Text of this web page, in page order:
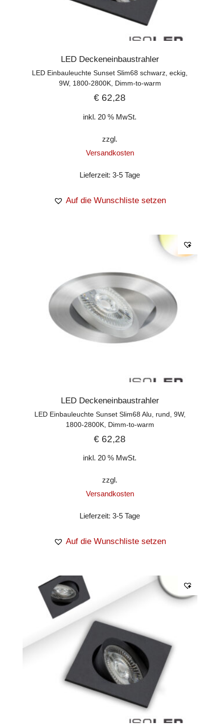
LED Deckeneinbaustrahler
LED Einbauleuchte Sunset Slim68 schwarz, eckig,
9W, 1800-2800K, Dimm-to-warm
€ 62,28
inkl. 20 % MwSt.
zzgl.
Versandkosten
Lieferzeit:3-5 Tage
Auf die Wunschliste setzen
LED Deckeneinbaustrahler
LED Einbauleuchte Sunset Slim68 Alu, rund, 9W,
1800-2800K, Dimm-to-warm
€ 62,28
inkl. 20 % MwSt.
zzgl.
Versandkosten
Lieferzeit:3-5 Tage
Auf die Wunschliste setzen